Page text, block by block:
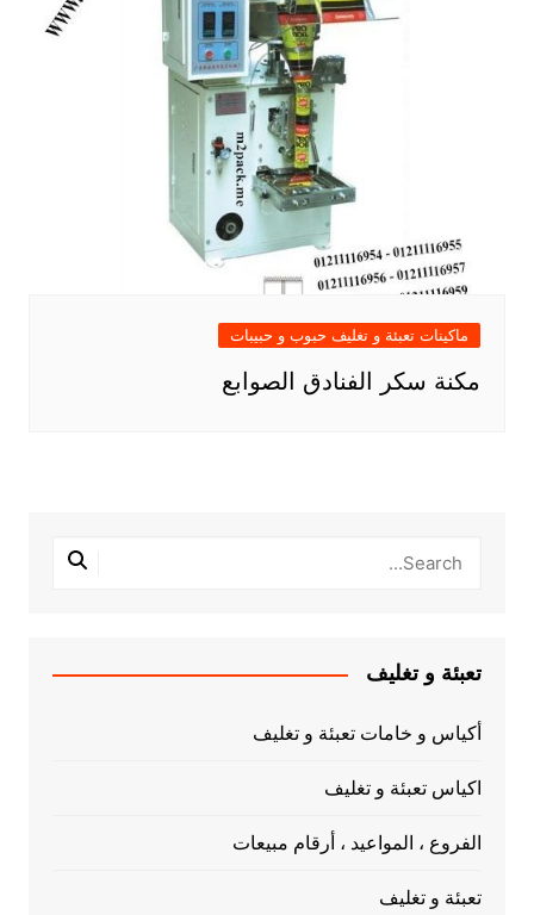
ماكينات تعبئة و تغليف حبوب و حبيبات
مكنة سكر الفنادق الصوابع
تعبئة و تغليف
أكياس و خامات تعبئة و تغليف
اكياس تعبئة و تغليف
الفروع ، المواعيد ، أرقام مبيعات
تعبئة و تغليف